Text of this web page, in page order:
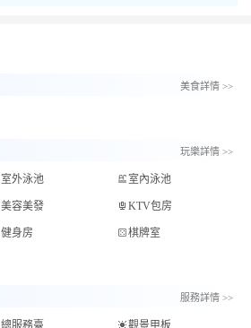
美食詳情 >>
玩樂詳情 >>
室外泳池 室內泳池
美容美發 KTV包房
健身房 棋牌室
服務詳情 >>
總服務臺 觀景甲板